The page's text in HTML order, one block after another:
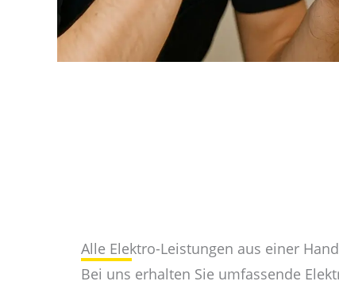
Alle Elektro-Leistungen aus einer
Bei uns erhalten Sie umfassende